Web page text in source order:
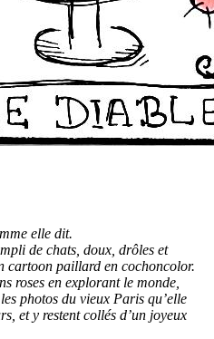
elle dit.
de chats, doux, drôles et
cartoon paillard en cochoncolor.
roses en explorant le monde,
photos du vieux Paris qu’elle
et y restent collés d’un joyeux